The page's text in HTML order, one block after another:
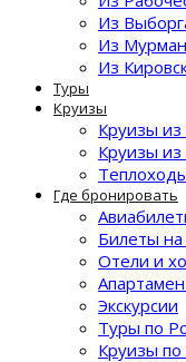
Из
Из
Из
Туры
Круизы
Круизы
Круизы
Где бронировать
Билеты
Отели и
Экскурсии
Туры по
Круизы по